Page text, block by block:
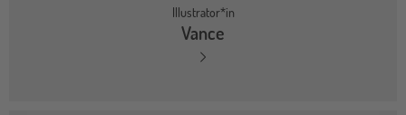
Illustrator*in
Vance